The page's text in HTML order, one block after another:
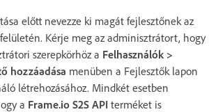
előtt nevezze ki magát fejlesztőnek az
felületén. Kérje meg az adminisztrátort, hogy
szerepkörhöz a Felhasználók >
hozzáadása menüben a Fejlesztők lapon
létrehozásához. Mindkét esetben
a Frame.io S2S API terméket is